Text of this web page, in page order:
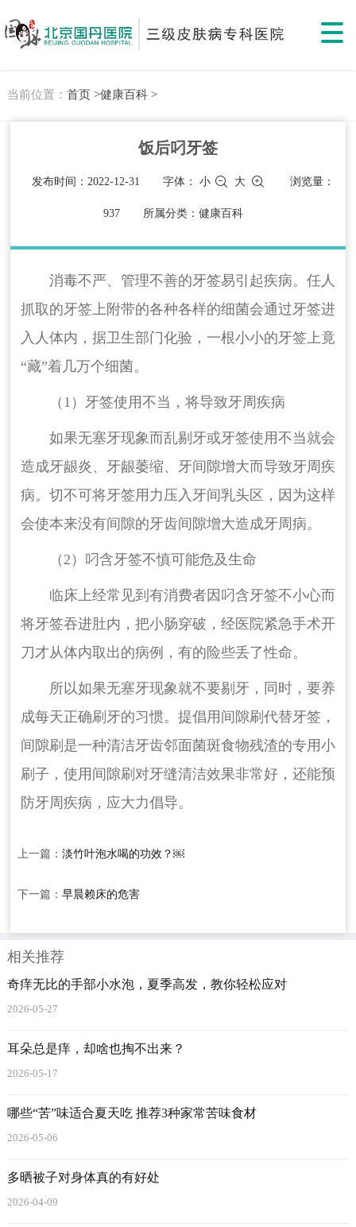
当前位置： 首页 >健康百科 >
饭后叼牙签
发布时间：2022-12-31 字体：小 大 浏览量：
937 所属分类：健康百科
消毒不严、管理不善的牙签易引起疾病。任人
抓取的牙签上附带的各种各样的细菌会通过牙签进
入人体内，据卫生部门化验，一根小小的牙签上竟
“藏”着几万个细菌。
（1）牙签使用不当，将导致牙周疾病
如果无塞牙现象而乱剔牙或牙签使用不当就会
造成牙龈炎、牙龈萎缩、牙间隙增大而导致牙周疾
病。切不可将牙签用力压入牙间乳头区，因为这样
会使本来没有间隙的牙齿间隙增大造成牙周病。
（2）叼含牙签不慎可能危及生命
临床上经常见到有消费者因叼含牙签不小心而
将牙签吞进肚内，把小肠穿破，经医院紧急手术开
刀才从体内取出的病例，有的险些丢了性命。
所以如果无塞牙现象就不要剔牙，同时，要养
成每天正确刷牙的习惯。提倡用间隙刷代替牙签，
间隙刷是一种清洁牙齿邻面菌斑食物残渣的专用小
刷子，使用间隙刷对牙缝清洁效果非常好，还能预
防牙周疾病，应大力倡导。
上一篇： 淡竹叶泡水喝的功效？￼
下一篇： 早晨赖床的危害
相关推荐
奇痒无比的手部小水泡，夏季高发，教你轻松应对
2026-05-27
耳朵总是痒，却啥也掏不出来？
2026-05-17
哪些“苦”味适合夏天吃 推荐3种家常苦味食材
2026-05-06
多晒被子对身体真的有好处
2026-04-09